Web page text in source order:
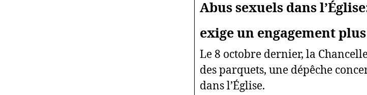
Abus sexuels dans
exige un engagement
Le 8 octobre dernier, la
des parquets, une dépêche
dans l’Église.